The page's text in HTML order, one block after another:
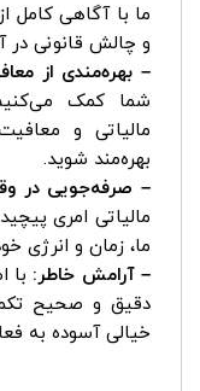
ما با آگاهی کامل
و چالش قانونی در
– بهره‌مندی از
شما کمک
مالیاتی و
بهره‌مند شوید.
– صرفه‌جویی در
مالیاتی امری
ما، زمان و انرژی
– آرامش خاطر: با
دقیق و صحیح
خیالی آسوده به